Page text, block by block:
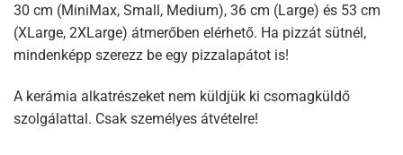
30 cm (MiniMax, Small, Medium), 36 cm (Large) és 53 cm
(XLarge, 2XLarge) átmerőben elérhető. Ha pizzát sütnél,
mindenképp szerezz be egy pizzalapátot is!
A kerámia alkatrészeket nem küldjük ki csomagküldő
szolgálattal. Csak személyes átvételre!